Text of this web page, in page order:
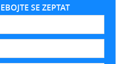
SE ZEPTAT